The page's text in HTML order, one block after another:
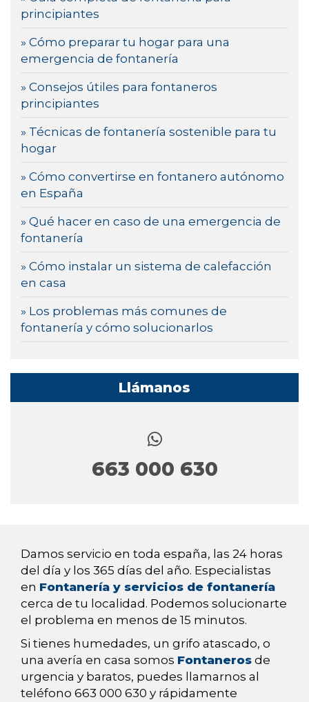
principiantes
» Cómo preparar tu hogar para una
emergencia de fontanería
» Consejos útiles para fontaneros
principiantes
» Técnicas de fontanería sostenible para tu
hogar
» Cómo convertirse en fontanero autónomo
en España
» Qué hacer en caso de una emergencia de
fontanería
» Cómo instalar un sistema de calefacción
en casa
» Los problemas más comunes de
fontanería y cómo solucionarlos
Llámanos
663 000 630
Damos servicio en toda españa, las 24 horas
del día y los 365 días del año. Especialistas
en Fontanería y servicios de fontanería
cerca de tu localidad. Podemos solucionarte
el problema en menos de 15 minutos.
Si tienes humedades, un grifo atascado, o
una avería en casa somos Fontaneros de
urgencia y baratos, puedes llamarnos al
teléfono 663 000 630 y rápidamente